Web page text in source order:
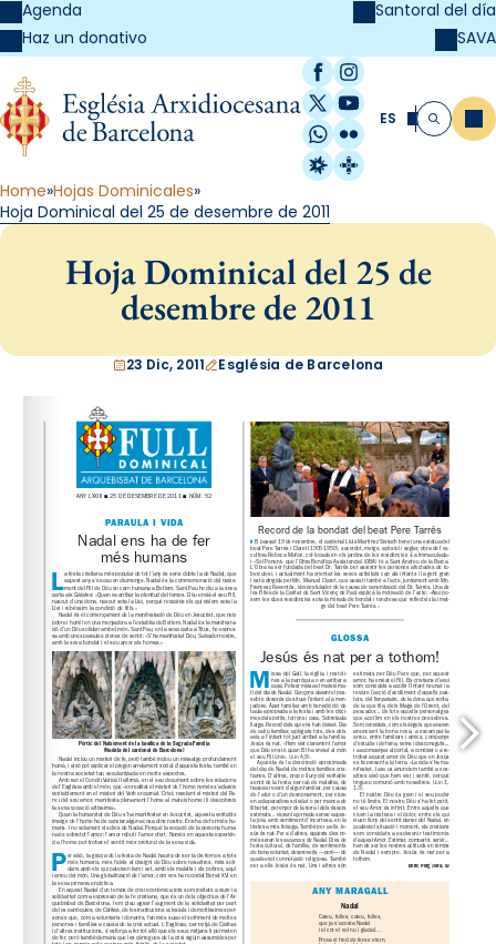
Agenda
Haz un donativo
Santoral del día
SAVA
Facebook
Instagram
X / Twitter
YouTube
WhatsApp
Flickr
Radio Estel
Catalunya
ES Buscar
Home Hojas Dominicales
Hoja Dominical del 25 de desembre de 2011
Hoja Dominical del 25 de
desembre de 2011
23 Dic, 2011 Església de Barcelona